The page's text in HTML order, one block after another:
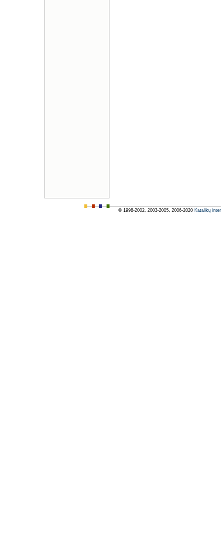
© 1998-2002, 2003-2005, 2006-2020 Katalikų